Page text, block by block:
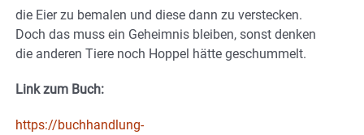
die Eier zu bemalen und diese dann zu verstecken.
Doch das muss ein Geheimnis bleiben, sonst denken
die anderen Tiere noch Hoppel hätte geschummelt.
Link zum Buch:
https://buchhandlung-